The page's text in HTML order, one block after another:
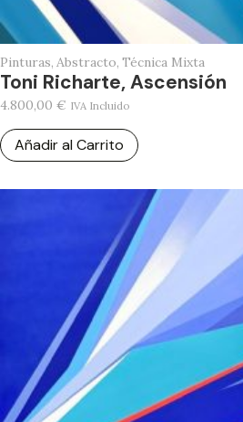
Pinturas, Abstracto, Técnica Mixta
Toni Richarte, Ascensión
4.800,00 € IVA Incluido
Añadir al Carrito